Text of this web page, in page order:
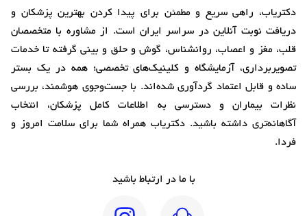
دکتریاب، راهی سریع و مطمئن برای پیدا کردن بهترین پزشکان و
دریافت نوبت آنلاین در سراسر ایران است. از مشاوره با متخصصان
قلب، مغز و اعصاب، روانشناس، گوش و حلق و بینی گرفته تا خدمات
تصویربرداری، آزمایشگاه و کلینیک‌های تخصصی؛ همه در یک بستر
ساده و قابل اعتماد گردآوری شده‌اند. با جست‌وجوی هوشمند، بررسی
نظرات بیماران و دسترسی به اطلاعات کامل پزشکان، انتخاب
آگاهانه‌تری داشته باشید. دکتریاب همراه شما برای سلامت امروز و
فردا.
با ما در ارتباط باشید